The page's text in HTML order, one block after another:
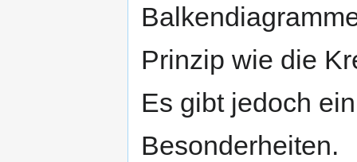
Prinzip wie die
Es gibt jedoch
Besonderheiten.